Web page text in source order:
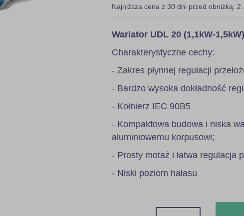
Najniższa cena z 30 dni przed obniżką: 2
Wariator UDL 20 (1,1kW-1,5kW)
Charakterystyczne cechy:
- Zakres płynnej regulacji
- Bardzo wysoka dokładność
- Kołnierz IEC 90B5
- Kompaktowa budowa i niska
aluminiowemu korpusowi;
- Prosty motaż i łatwa regulacja
- Niski poziom hałasu